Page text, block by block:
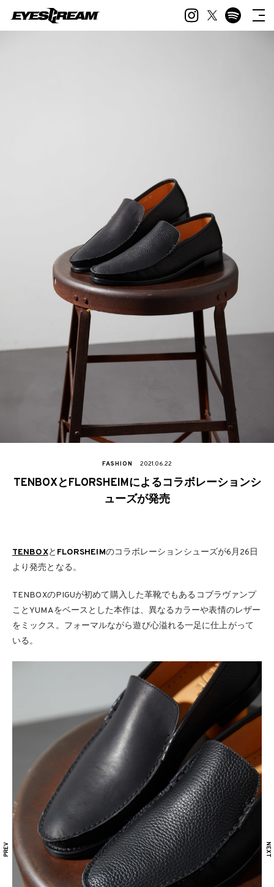
FASHION 2021.06.22
TENBOXとFLORSHEIMによるコラボレーションシ
ューズが発売
TENBOXと FLORSHEIMのコラボレーションシューズが6月26日
より発売となる。
TENBOXのPIGUが初めて購入した革靴でもあるコブラヴァンプ
ことYUMAをベースとした本作は、異なるカラーや表情のレザー
をミックス。フォーマルながら遊び心溢れる一足に仕上がって
いる。